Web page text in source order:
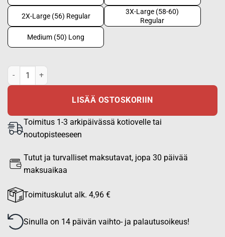
2X-Large (56) Regular
3X-Large (58-60)
Regular
Medium (50) Long
Origo Hunter pakkashousut - M05 pakkaskuvio määrä
LISÄÄ OSTOSKORIIN
Toimitus 1-3 arkipäivässä kotiovelle tai
noutopisteeseen
Tutut ja turvalliset maksutavat, jopa 30 päivää
maksuaikaa
Toimituskulut alk. 4,96 €
Sinulla on 14 päivän vaihto- ja palautusoikeus!